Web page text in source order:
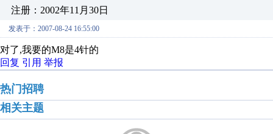
注册：2002年11月30日
发表于：2007-08-24 16:55:00
对了,我要的M8是4针的
回复 引用 举报
热门招聘
相关主题